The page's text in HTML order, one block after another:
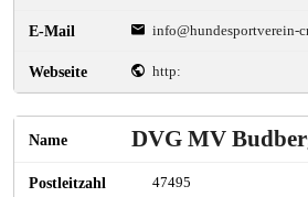
info@hundesportverein-
http:
DVG MV
47495